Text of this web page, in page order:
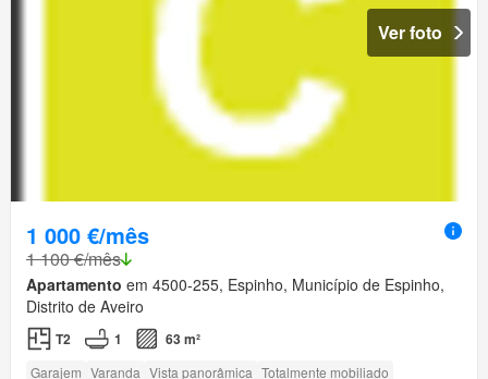
Ver foto
1 000 €/mês
1 100 €/mês
Apartamento em 4500-255, Espinho, Município de Espinho,
Distrito de Aveiro
T2 1 63 m²
Garajem Varanda Vista panorâmica Totalmente mobiliado